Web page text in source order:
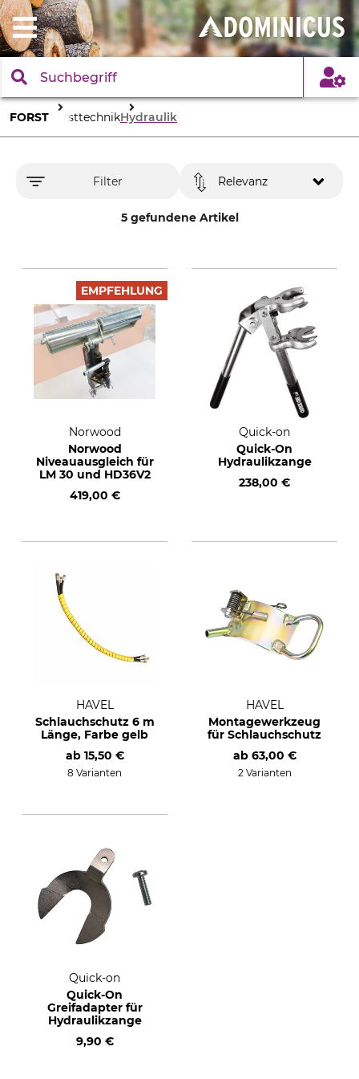
FORST ForsttechnikHydraulik
Filter
5 gefundene Artikel
Relevanz
EMPFEHLUNG
Norwood
Norwood
Niveauausgleich für
LM 30 und HD36V2
419,00 €
Quick-on
Quick-On
Hydraulikzange
238,00 €
HAVEL
Schlauchschutz 6 m
Länge, Farbe gelb
ab 15,50 €
8 Varianten
HAVEL
Montagewerkzeug
für Schlauchschutz
ab 63,00 €
2 Varianten
Quick-on
Quick-On
Greifadapter für
Hydraulikzange
9,90 €